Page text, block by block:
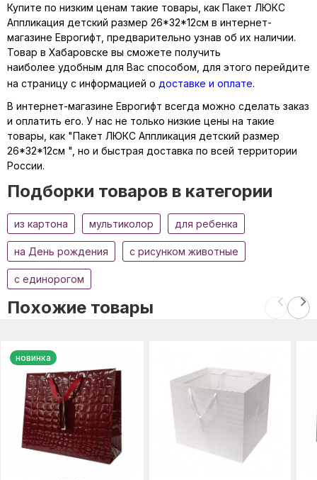
Купите по низким ценам такие товары, как Пакет ЛЮКС
Аппликация детский размер 26*32*12см в интернет-
магазине Еврогифт, предварительно узнав об их наличии.
Товар в Хабаровске вы сможете получить
наиболее удобным для Вас способом, для этого перейдите
на страницу с информацией о доставке и оплате.
В интернет-магазине Еврогифт всегда можно сделать заказ
и оплатить его. У нас не только низкие цены на такие
товары, как "Пакет ЛЮКС Аппликация детский размер
26*32*12см ", но и быстрая доставка по всей территории
России.
Подборки товаров в категории
из картона мультиколор для ребенка
на День рождения с рисунком животные
с единорогом
Похожие товары
новинка